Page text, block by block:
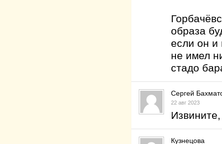
образа
если он и
не имел
стадо
Сергей
22 авг 2023
Кузнецова